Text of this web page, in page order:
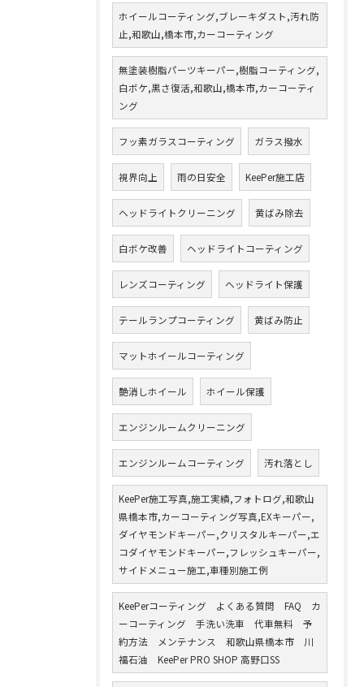
ホイールコーティング,ブレーキダスト,汚れ防
止,和歌山,橋本市,カーコーティング
無塗装樹脂パーツキーパー,樹脂コーティング,
白ボケ,黒さ復活,和歌山,橋本市,カーコーティ
ング
フッ素ガラスコーティング ガラス撥水
視界向上 雨の日安全 KeePer施工店
ヘッドライトクリーニング 黄ばみ除去
白ボケ改善 ヘッドライトコーティング
レンズコーティング ヘッドライト保護
テールランプコーティング 黄ばみ防止
マットホイールコーティング
艶消しホイール ホイール保護
エンジンルームクリーニング
エンジンルームコーティング 汚れ落とし
KeePer施工写真,施工実績,フォトログ,和歌山
県橋本市,カーコーティング写真,EXキーパー,
ダイヤモンドキーパー,クリスタルキーパー,エ
コダイヤモンドキーパー,フレッシュキーパー,
サイドメニュー施工,車種別施工例
KeePerコーティング よくある質問 FAQ カ
ーコーティング 手洗い洗車 代車無料 予
約方法 メンテナンス 和歌山県橋本市 川
福石油 KeePer PRO SHOP 高野口SS